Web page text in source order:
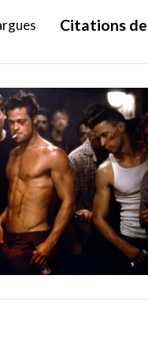
Citations